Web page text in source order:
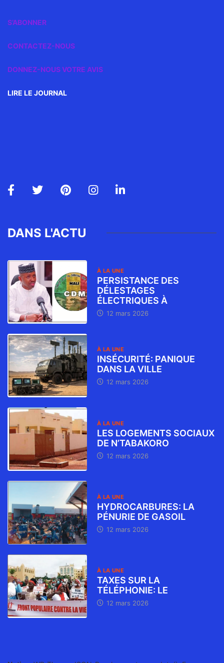
S’ABONNER
CONTACTEZ-NOUS
DONNEZ-NOUS VOTRE AVIS
LIRE LE JOURNAL
DANS L'ACTU
À LA UNE
PERSISTANCE DES
DÉLESTAGES
ÉLECTRIQUES À
12 mars 2026
À LA UNE
INSÉCURITÉ: PANIQUE
DANS LA VILLE
12 mars 2026
À LA UNE
LES LOGEMENTS SOCIAUX
DE N’TABAKORO
12 mars 2026
À LA UNE
HYDROCARBURES: LA
PÉNURIE DE GASOIL
12 mars 2026
À LA UNE
TAXES SUR LA
TÉLÉPHONIE: LE
12 mars 2026